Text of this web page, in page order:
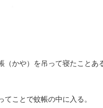
（かや）を吊って寝たことあ
てことで蚊帳の中に入る。